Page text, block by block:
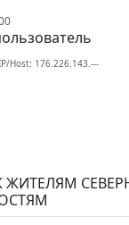
Host: 176.226.143.---
ЖИТЕЛЯМ